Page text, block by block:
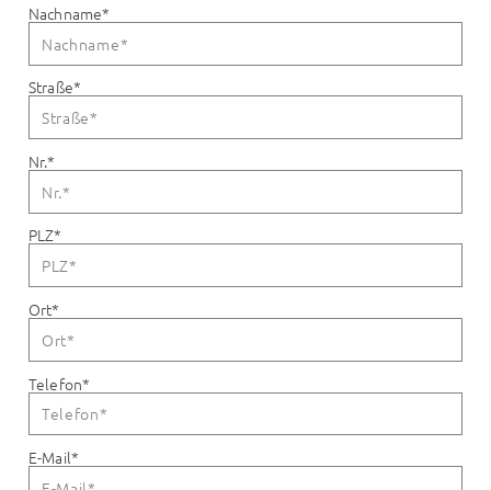
Nachname*
Straße*
Nr.*
PLZ*
Ort*
Telefon*
E-Mail*